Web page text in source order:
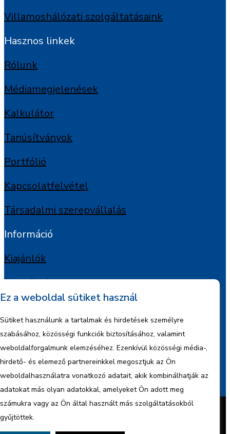
Villamoshálózati szolgáltatásaink
Hasznos linkek
Rólunk
Médiamegjelenések
Kalkulátor
Tanúsítványok
Portfólió
Kapcsolatfelvétel
Társadalmi szerepvállalás
Információ
Kiajánlók
Jognyilatkozat
Adatkezelési tájékoztató
Céginformáció
Jelentések
Készítette:BonsAI HorizON Kft.
Minden jog fenntartva – 2026 © ENCO
Energy Kft.
Ez a weboldal sütiket használ
Sütiket használunk a tartalmak és hirdetések személyre
szabásához, közösségi funkciók biztosításához, valamint
weboldalforgalmunk elemzéséhez. Ezenkívül közösségi média-,
hirdető- és elemező partnereinkkel megosztjuk az Ön
weboldalhasználatra vonatkozó adatait, akik kombinálhatják az
adatokat más olyan adatokkal, amelyeket Ön adott meg
számukra vagy az Ön által használt más szolgáltatásokból
gyűjtöttek.